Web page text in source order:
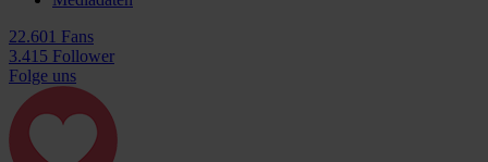
22.601 Fans
3.415 Follower
Folge uns